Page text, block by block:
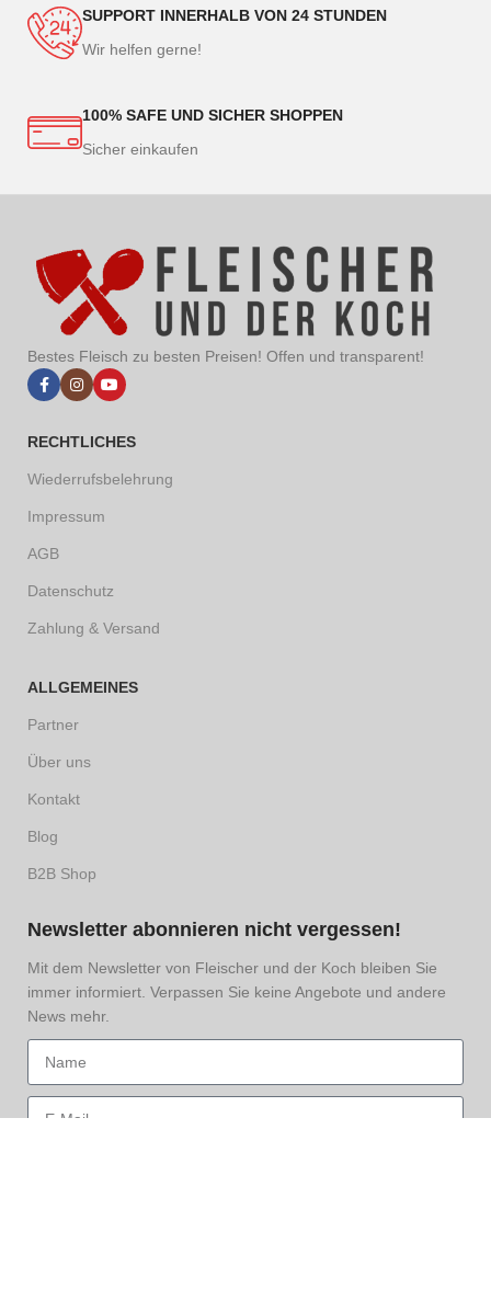
SUPPORT INNERHALB VON 24 STUNDEN
Wir helfen gerne!
100% SAFE UND SICHER SHOPPEN
Sicher einkaufen
Bestes Fleisch zu besten Preisen! Offen und transparent!
RECHTLICHES
Wiederrufsbelehrung
Impressum
AGB
Datenschutz
Zahlung & Versand
ALLGEMEINES
Partner
Über uns
Kontakt
Blog
B2B Shop
Newsletter abonnieren nicht vergessen!
Mit dem Newsletter von Fleischer und der Koch bleiben Sie
immer informiert. Verpassen Sie keine Angebote und andere
News mehr.